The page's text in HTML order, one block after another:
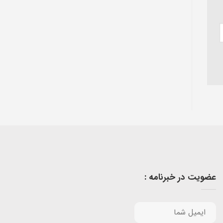
عضویت در خبرنامه :